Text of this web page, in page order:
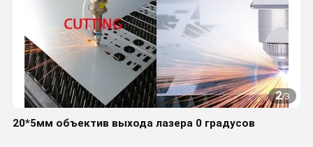
2/3
20*5мм объектив выхода лазера 0 градусов